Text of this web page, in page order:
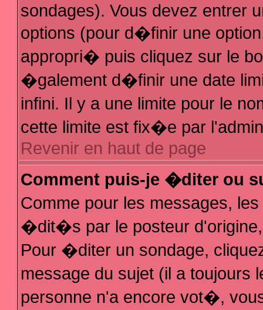
sondages). Vous devez entrer
options (pour d�finir une
appropri� puis cliquez sur le
�galement d�finir une date
infini. Il y a une limite pour le
cette limite est fix�e par
Revenir en haut de page
Comment puis-je �diter ou
Comme pour les messages,
�dit�s par le posteur
Pour �diter un sondage,
message du sujet (il a
personne n'a encore vot�,